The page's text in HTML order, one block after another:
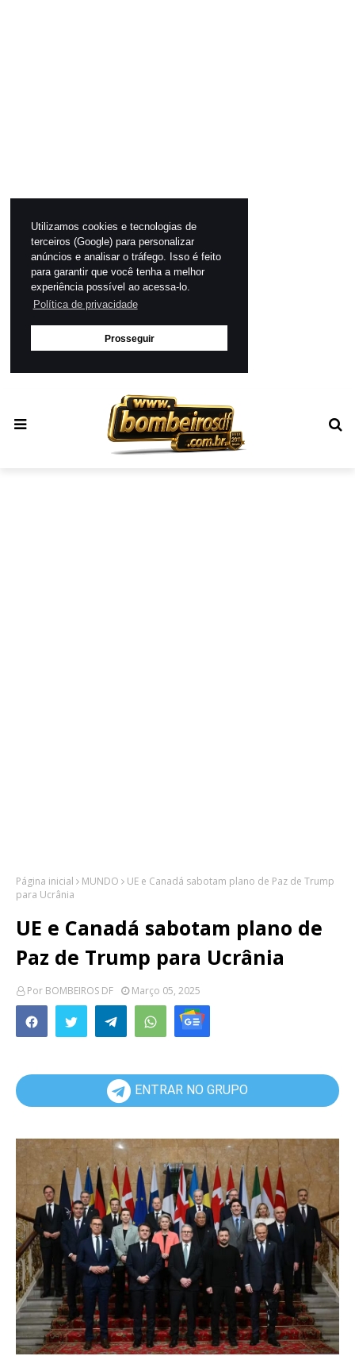
Utilizamos cookies e tecnologias de
terceiros (Google) para personalizar
anúncios e analisar o tráfego. Isso é feito
para garantir que você tenha a melhor
experiência possível ao acessa-lo.
Política de privacidade
Prosseguir
Página inicial MUNDO
UE e Canadá sabotam plano de Paz de Trump
para Ucrânia
UE e Canadá sabotam plano de
Paz de Trump para Ucrânia
Por BOMBEIROS DF Março 05, 2025
ENTRAR NO GRUPO